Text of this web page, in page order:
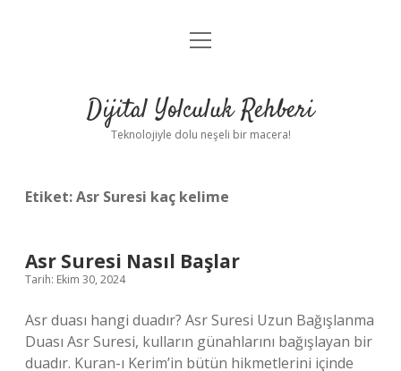
Anasayfa
Yasal Uyarı
menüyü
Dijital Yolculuk Rehberi
Teknolojiyle dolu neşeli bir macera!
Etiket:Asr Suresi kaç kelime
Asr Suresi Nasıl Başlar
Tarih: Ekim 30, 2024
Asr duası hangi duadır? Asr Suresi Uzun Bağışlanma
Duası Asr Suresi, kulların günahlarını bağışlayan bir
duadır. Kuran-ı Kerim’in bütün hikmetlerini içinde